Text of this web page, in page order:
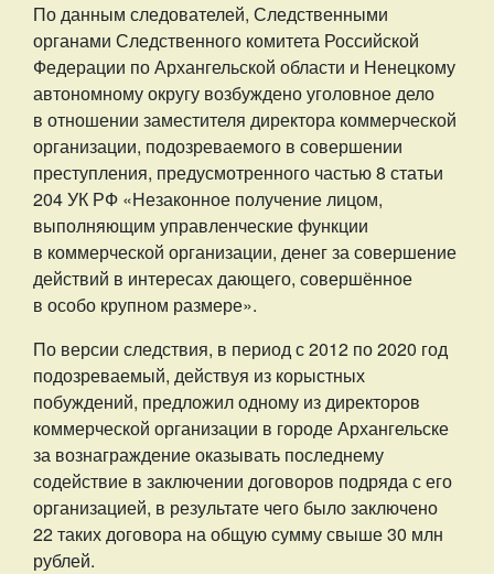
По данным следователей, Следственными
органами Следственного комитета Российской
Федерации по Архангельской области и Ненецкому
автономному округу возбуждено уголовное дело
в отношении заместителя директора коммерческой
организации, подозреваемого в совершении
преступления, предусмотренного частью 8 статьи
204 УК РФ «Незаконное получение лицом,
выполняющим управленческие функции
в коммерческой организации, денег за совершение
действий в интересах дающего, совершённое
в особо крупном размере».
По версии следствия, в период с 2012 по 2020 год
подозреваемый, действуя из корыстных
побуждений, предложил одному из директоров
коммерческой организации в городе Архангельске
за вознаграждение оказывать последнему
содействие в заключении договоров подряда с его
организацией, в результате чего было заключено
22 таких договора на общую сумму свыше 30 млн
рублей.